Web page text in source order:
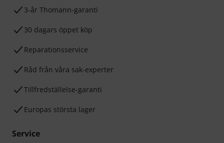
3-år Thomann-garanti
30 dagars öppet köp
Reparationsservice
Råd från våra sak-experter
Tillfredställelse-garanti
Europas största lager
Service